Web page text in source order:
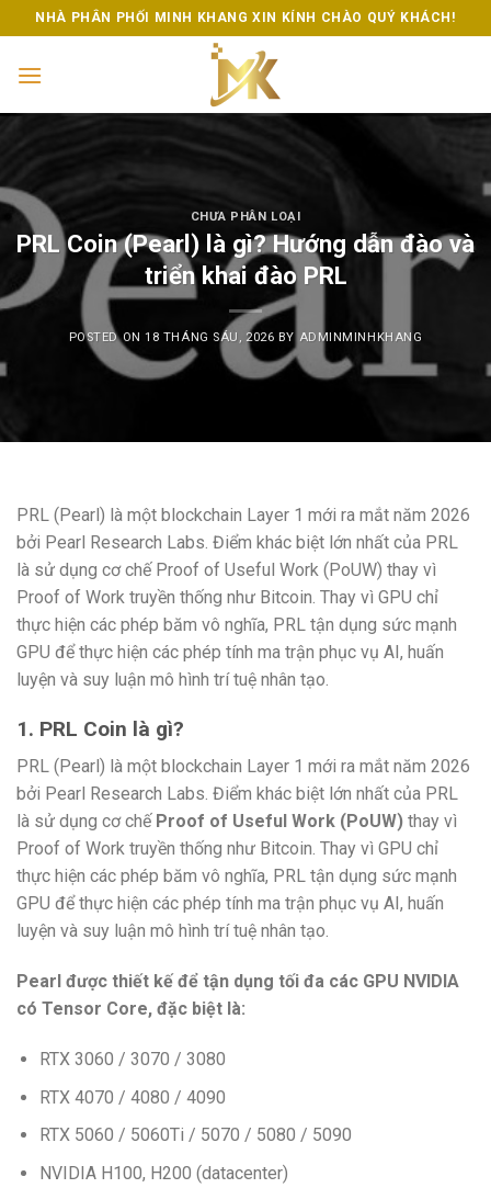
to
content
NHÀ PHÂN PHỐI MINH KHANG XIN KÍNH CHÀO QUÝ KHÁCH!
CHƯA PHÂN LOẠI
PRL Coin (Pearl) là gì? Hướng dẫn đào và
triển khai đào PRL
POSTED ON18 THÁNG SÁU, 2026 BY ADMINMINHKHANG
PRL (Pearl) là một blockchain Layer 1 mới ra mắt năm 2026
bởi Pearl Research Labs. Điểm khác biệt lớn nhất của PRL
là sử dụng cơ chế Proof of Useful Work (PoUW) thay vì
Proof of Work truyền thống như Bitcoin. Thay vì GPU chỉ
thực hiện các phép băm vô nghĩa, PRL tận dụng sức mạnh
GPU để thực hiện các phép tính ma trận phục vụ AI, huấn
luyện và suy luận mô hình trí tuệ nhân tạo.
1. PRL Coin là gì?
PRL (Pearl) là một blockchain Layer 1 mới ra mắt năm 2026
bởi Pearl Research Labs. Điểm khác biệt lớn nhất của PRL
là sử dụng cơ chế Proof of Useful Work (PoUW) thay vì
Proof of Work truyền thống như Bitcoin. Thay vì GPU chỉ
thực hiện các phép băm vô nghĩa, PRL tận dụng sức mạnh
GPU để thực hiện các phép tính ma trận phục vụ AI, huấn
luyện và suy luận mô hình trí tuệ nhân tạo.
Pearl được thiết kế để tận dụng tối đa các GPU NVIDIA
có Tensor Core, đặc biệt là:
RTX 3060 / 3070 / 3080
RTX 4070 / 4080 / 4090
RTX 5060 / 5060Ti / 5070 / 5080 / 5090
NVIDIA H100, H200 (datacenter)